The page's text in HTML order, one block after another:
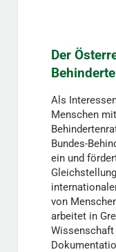
Der
Als
Menschen
Bundes-
ein und
von
arbeitet in